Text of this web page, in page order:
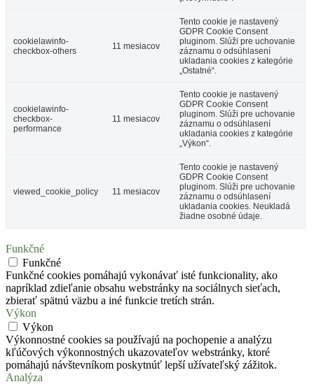
cookielawinfo-
checkbox-others
11 mesiacov
Tento cookie je nastavený
GDPR Cookie Consent
pluginom. Slúži pre uchovanie
záznamu o odsúhlasení
ukladania cookies z kategórie
„Ostatné“.
cookielawinfo-
checkbox-
performance
11 mesiacov
Tento cookie je nastavený
GDPR Cookie Consent
pluginom. Slúži pre uchovanie
záznamu o odsúhlasení
ukladania cookies z kategórie
„Výkon“.
viewed_cookie_policy 11 mesiacov
Tento cookie je nastavený
GDPR Cookie Consent
pluginom. Slúži pre uchovanie
záznamu o odsúhlasení
ukladania cookies. Neukladá
žiadne osobné údaje.
Funkčné
Funkčné
Funkčné cookies pomáhajú vykonávať isté funkcionality, ako
napríklad zdieľanie obsahu webstránky na sociálnych sieťach,
zbierať spätnú väzbu a iné funkcie tretích strán.
Výkon
Výkon
Výkonnostné cookies sa používajú na pochopenie a analýzu
kľúčových výkonnostných ukazovateľov webstránky, ktoré
pomáhajú návštevníkom poskytnúť lepší užívateľský zážitok.
Analýza